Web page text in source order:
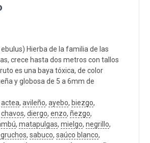
Hierba de la familia de las
crece hasta dos metros con tallos
es una baya tóxica, de color
y globosa de 5 a 6mm de
actea, avileño, ayebo, biezgo,
chavos, diergo, enzo, ñezgo,
, matapulgas, mielgo, negrillo,
, sabuco, saúco blanco,